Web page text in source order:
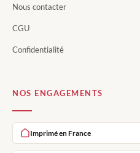
Nous contacter
CGU
Confidentialité
NOS ENGAGEMENTS
Imprimé en France